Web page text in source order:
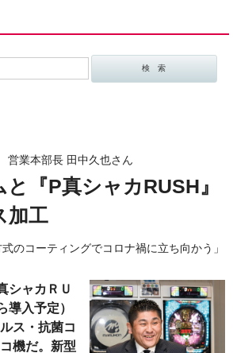
業本部長 田中久也さん
『P真シャカRUSH』
加工
のコーティングでコロナ禍に立ち向かう」
シャカＲＵ
導入予定）
ス・抗菌コ
機だ。新型